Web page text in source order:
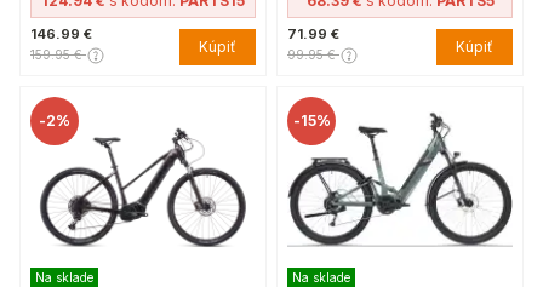
146.99 €
159.95 € Kúpiť
71.99 €
99.95 € Kúpiť
-2%
Na sklade
-15%
Na sklade